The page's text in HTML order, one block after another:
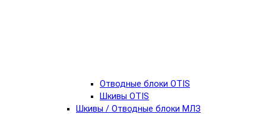
Отводные блоки OTIS
Шкивы OTIS
Шкивы / Отводные блоки МЛЗ